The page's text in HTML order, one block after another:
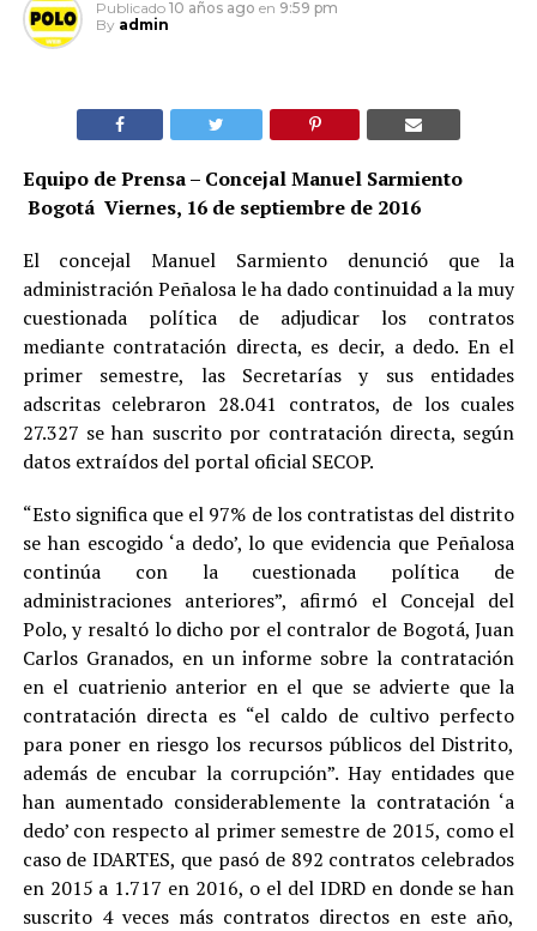
Publicado 10 años ago en 9:59 pm
By admin
Equipo de Prensa – Concejal Manuel Sarmiento
Bogotá Viernes, 16 de septiembre de 2016
El concejal Manuel Sarmiento denunció que la
administración Peñalosa le ha dado continuidad a la muy
cuestionada política de adjudicar los contratos
mediante contratación directa, es decir, a dedo. En el
primer semestre, las Secretarías y sus entidades
adscritas celebraron 28.041 contratos, de los cuales
27.327 se han suscrito por contratación directa, según
datos extraídos del portal oficial SECOP.
“Esto significa que el 97% de los contratistas del distrito
se han escogido ‘a dedo’, lo que evidencia que Peñalosa
continúa con la cuestionada política de
administraciones anteriores”, afirmó el Concejal del
Polo, y resaltó lo dicho por el contralor de Bogotá, Juan
Carlos Granados, en un informe sobre la contratación
en el cuatrienio anterior en el que se advierte que la
contratación directa es “el caldo de cultivo perfecto
para poner en riesgo los recursos públicos del Distrito,
además de encubar la corrupción”. Hay entidades que
han aumentado considerablemente la contratación ‘a
dedo’ con respecto al primer semestre de 2015, como el
caso de IDARTES, que pasó de 892 contratos celebrados
en 2015 a 1.717 en 2016, o el del IDRD en donde se han
suscrito 4 veces más contratos directos en este año,